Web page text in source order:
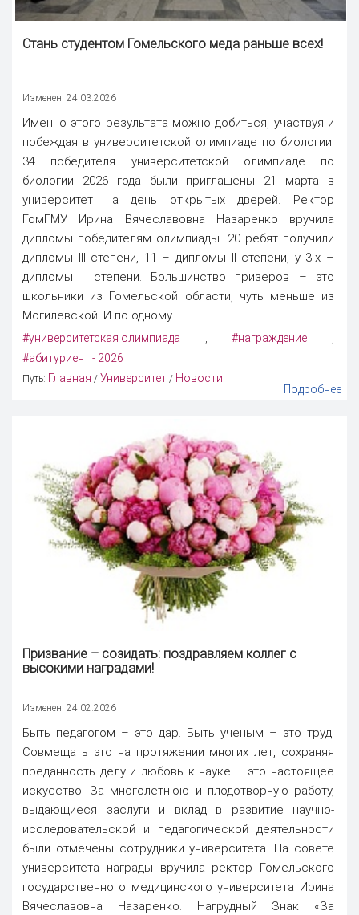
Стань студентом Гомельского меда раньше всех!
Изменен: 24.03.2026
Именно этого результата можно добиться, участвуя и
побеждая в университетской олимпиаде по биологии.
34 победителя университетской олимпиаде по
биологии 2026 года были приглашены 21 марта в
университет на день открытых дверей. Ректор
ГомГМУ Ирина Вячеславовна Назаренко вручила
дипломы победителям олимпиады. 20 ребят получили
дипломы III степени, 11 – дипломы II степени, у 3-х –
дипломы I степени. Большинство призеров – это
школьники из Гомельской области, чуть меньше из
Могилевской. И по одному...
#университетская олимпиада ,#награждение ,
#абитуриент - 2026
Путь: Главная / Университет / Новости
Подробнее
Призвание – созидать: поздравляем коллег с
высокими наградами!
Изменен: 24.02.2026
Быть педагогом – это дар. Быть ученым – это труд.
Совмещать это на протяжении многих лет, сохраняя
преданность делу и любовь к науке – это настоящее
искусство! За многолетнюю и плодотворную работу,
выдающиеся заслуги и вклад в развитие научно-
исследовательской и педагогической деятельности
были отмечены сотрудники университета. На совете
университета награды вручила ректор Гомельского
государственного медицинского университета Ирина
Вячеславовна Назаренко. Нагрудный Знак «За